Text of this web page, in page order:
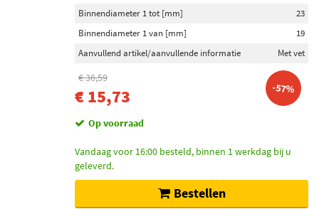
Binnendiameter 1 tot [mm]
23
Binnendiameter 1 van [mm]
19
Aanvullend artikel/aanvullende informatie
Met vet
€ 36,59
€ 15,73 -57%
Op voorraad
Vandaag voor 16:00 besteld, binnen 1 werkdag bij u
geleverd.
Bestellen